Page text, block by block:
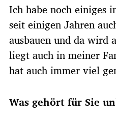
Ich habe noch einiges
seit einigen Jahren
ausbauen und da wird
liegt auch in meiner
hat auch immer viel
Was gehört für Sie